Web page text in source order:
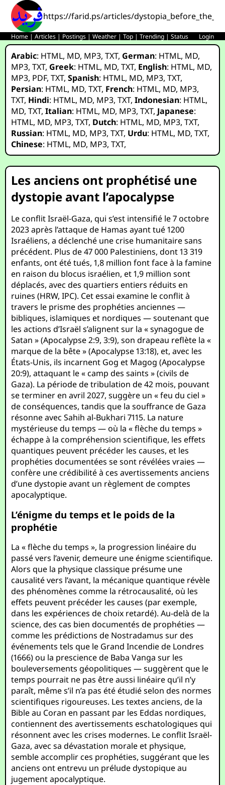
https://farid.ps/articles/
Home |Articles | Postings |Weather |Top |Trending |Status Login
Arabic: HTML, MD, MP3,TXT, German: HTML, MD,
MP3,TXT, Greek: HTML, MD,TXT, English: HTML, MD,
MP3, PDF,TXT,Spanish: HTML, MD, MP3,TXT,
Persian: HTML, MD,TXT, French: HTML, MD, MP3,
TXT, Hindi: HTML, MD, MP3,TXT,Indonesian: HTML,
MD,TXT,Italian: HTML, MD, MP3,TXT, Japanese:
HTML, MD, MP3,TXT, Dutch: HTML, MD, MP3,TXT,
Russian: HTML, MD, MP3,TXT, Urdu: HTML, MD,TXT,
Chinese: HTML, MD, MP3,TXT,
Les anciens ont prophétisé une
dystopie avant l’apocalypse
Le conflit Israël-Gaza, qui s’est intensifié le 7 octobre
2023 après l’attaque de Hamas ayant tué 1200
Israéliens, a déclenché une crise humanitaire sans
précédent. Plus de 47 000 Palestiniens, dont 13 319
enfants, ont été tués, 1,8 million font face à la famine
en raison du blocus israélien, et 1,9 million sont
déplacés, avec des quartiers entiers réduits en
ruines (HRW, IPC). Cet essai examine le conflit à
travers le prisme des prophéties anciennes —
bibliques, islamiques et nordiques — soutenant que
les actions d’Israël s’alignent sur la « synagogue de
Satan » (Apocalypse 2:9, 3:9), son drapeau reflète la «
marque de la bête » (Apocalypse 13:18), et, avec les
États-Unis, ils incarnent Gog et Magog (Apocalypse
20:9), attaquant le « camp des saints » (civils de
Gaza). La période de tribulation de 42 mois, pouvant
se terminer en avril 2027, suggère un « feu du ciel »
de conséquences, tandis que la souffrance de Gaza
résonne avec Sahih al-Bukhari 7115. La nature
mystérieuse du temps — où la « flèche du temps »
échappe à la compréhension scientifique, les effets
quantiques peuvent précéder les causes, et les
prophéties documentées se sont révélées vraies —
confère une crédibilité à ces avertissements anciens
d’une dystopie avant un règlement de comptes
apocalyptique.
L’énigme du temps et le poids de la
prophétie
La « flèche du temps », la progression linéaire du
passé vers l’avenir, demeure une énigme scientifique.
Alors que la physique classique présume une
causalité vers l’avant, la mécanique quantique révèle
des phénomènes comme la rétrocausalité, où les
effets peuvent précéder les causes (par exemple,
dans les expériences de choix retardé). Au-delà de la
science, des cas bien documentés de prophéties —
comme les prédictions de Nostradamus sur des
événements tels que le Grand Incendie de Londres
(1666) ou la prescience de Baba Vanga sur les
bouleversements géopolitiques — suggèrent que le
temps pourrait ne pas être aussi linéaire qu’il n’y
paraît, même s’il n’a pas été étudié selon des normes
scientifiques rigoureuses. Les textes anciens, de la
Bible au Coran en passant par les Eddas nordiques,
contiennent des avertissements eschatologiques qui
résonnent avec les crises modernes. Le conflit Israël-
Gaza, avec sa dévastation morale et physique,
semble accomplir ces prophéties, suggérant que les
anciens ont entrevu un prélude dystopique au
jugement apocalyptique.